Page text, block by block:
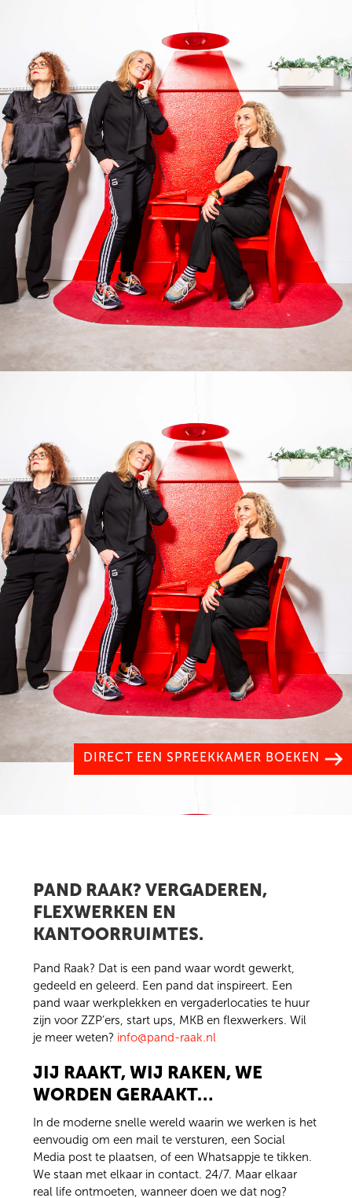
DIRECT EEN SPREEKKAMER BOEKEN
PAND RAAK? VERGADEREN,
FLEXWERKEN EN
KANTOORRUIMTES.
Pand Raak? Dat is een pand waar wordt gewerkt,
gedeeld en geleerd. Een pand dat inspireert. Een
pand waar werkplekken en vergaderlocaties te huur
zijn voor ZZP’ers, start ups, MKB en flexwerkers. Wil
je meer weten? info@pand-raak.nl
JIJ RAAKT, WIJ RAKEN, WE
WORDEN GERAAKT…
In de moderne snelle wereld waarin we werken is het
eenvoudig om een mail te versturen, een Social
Media post te plaatsen, of een Whatsappje te tikken.
We staan met elkaar in contact. 24/7. Maar elkaar
real life ontmoeten, wanneer doen we dat nog?